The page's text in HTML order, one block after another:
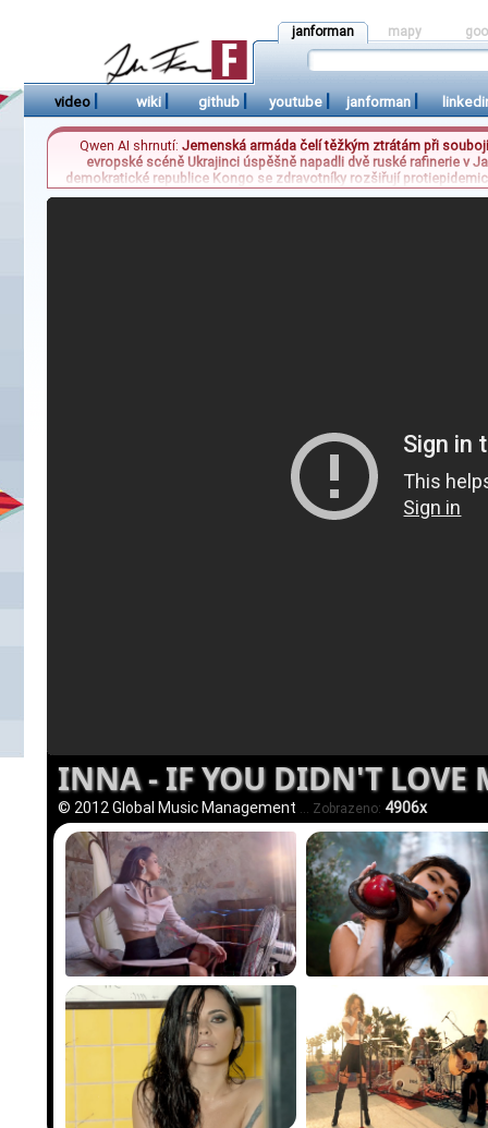
janforman mapy
video | wiki | github | youtube | janforman |
Qwen AI shrnutí:Jemenská armáda čelí těžkým ztrátám při
evropské scéně Ukrajinci úspěšně napadli dvě ruské rafinerie v
demokratické republice Kongo se zdravotníky rozšiřují
Králové na domácí lavičce ztratil vedení i výhodu přesilové hry
INNA - IF YOU DIDN'T LOVE
© 2012 Global Music Management ... Zobrazeno: 4906x